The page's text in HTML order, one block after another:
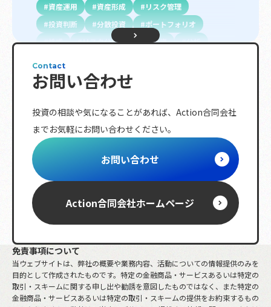
資産運用
資産形成
リスク管理
投資判断
分散投資
ポートフォリオ
株式
リスク分散 長期投資
分析
配当金
投資指標
複利効果
トレンド 相続
ETF
レバレッジ
ボラティリティ
株主優待
日経平均株価
iDeCo
動画 先物取引
S&P
金融政策
保険商品 市場指数
金
Contact
お問い合わせ
投資の相談や気になることがあれば、 Action合同会社
までお気軽にお問い合わせください。
お問い合わせ
Action合同会社ホームページ
免責事項について
当ウェブサイトは、弊社の概要や業務内容、活動についての情報提供のみを
目的として作成されたものです。特定の金融商品・サービスあるいは特定の
取引・スキームに関する申し出や勧誘を意図したものではなく、また特定の
金融商品・サービスあるいは特定の取引・スキームの提供をお約束するもの